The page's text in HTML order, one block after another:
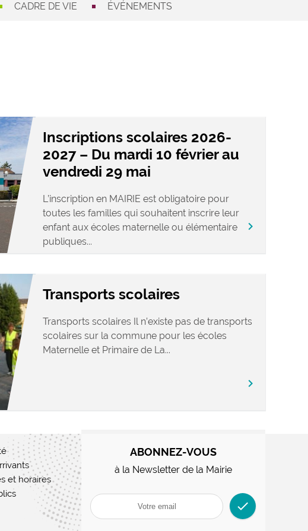
CADRE DE VIE ÉVÉNEMENTS
Inscriptions scolaires 2026-
2027 – Du mardi 10 février au
vendredi 29 mai
L’inscription en MAIRIE est obligatoire pour
toutes les familles qui souhaitent inscrire leur
enfant aux écoles maternelle ou élémentaire
publiques...
chevron_right
Transports scolaires
Transports scolaires Il n’existe pas de transports
scolaires sur la commune pour les écoles
Maternelle et Primaire de La...
chevron_right
et horaires
ABONNEZ-VOUS
à la Newsletter de la Mairie
check